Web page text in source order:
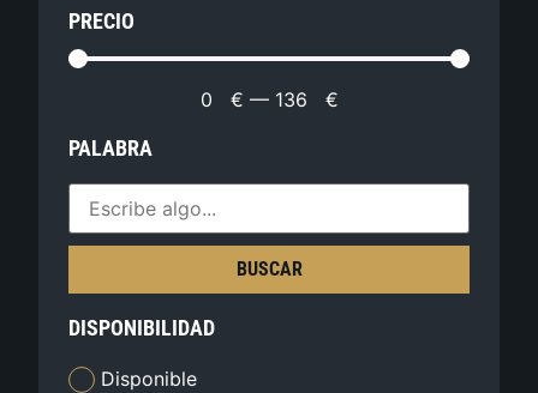
PRECIO
0 € — 136 €
PALABRA
BUSCAR
DISPONIBILIDAD
Disponible